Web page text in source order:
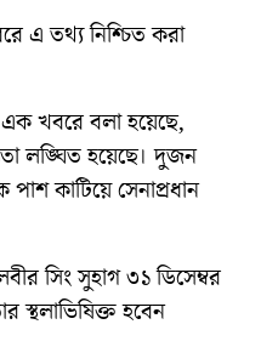
এ তথ্য নিশ্চিত করা
খবরে বলা হয়েছে,
লঙ্ঘিত হয়েছে। দুজন
কাটিয়ে সেনাপ্রধান
সিং সুহাগ ৩১ ডিসেম্বর
স্থলাভিষিক্ত হবেন